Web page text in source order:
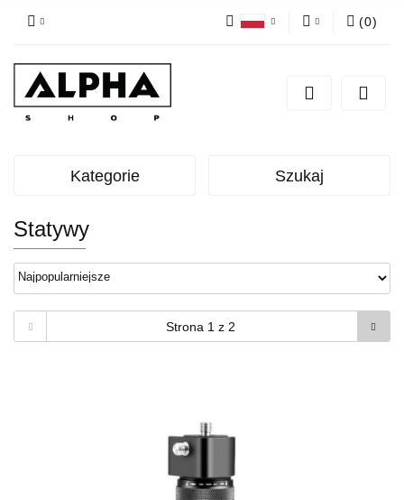
Zarejestruj się
(0)
Kategorie Szukaj
Statywy